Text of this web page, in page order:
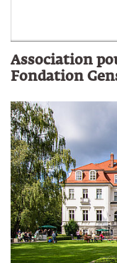
Association
Fondation